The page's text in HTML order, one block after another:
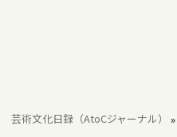
芸術文化日録（AtoCジャーナル） »